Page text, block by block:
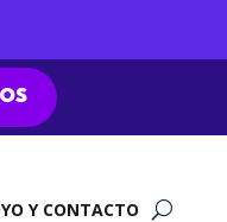
Y CONTACTO